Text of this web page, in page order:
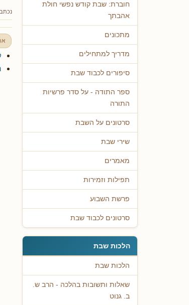
חוברת: שבת קודש נפשי חולת
אהבתך
מתכונים
מדריך למתחילים
סיפורים לכבוד שבת
ספר התודה - על סדר פרשיות
התורה
סרטונים על השבת
שירי שבת
מאמרים
תפילות וזמירות
פרשת השבוע
סרטונים לכבוד שבת
הלכות שבת
הלכות שבת
שאלות ותשובות בהלכה - הרב ש.
ב. גנוט
נכתב